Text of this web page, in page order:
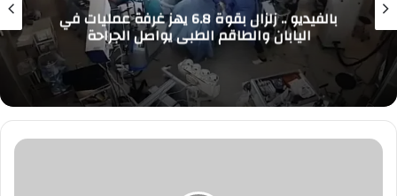
بالفيديو .. زلزال بقوة 6.8 يهز غرفة عمليات في
اليابان والطاقم الطبي يواصل الجراحة
#وظائف